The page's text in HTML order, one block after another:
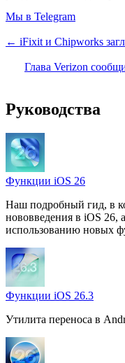
Мы в Telegram
← iFixit и Chipworks
Глава Verizon
Руководства
Функции iOS 26
Наш подробный гид, в
нововведения в iOS 26,
использованию новых
Функции iOS 26.3
Утилита переноса в